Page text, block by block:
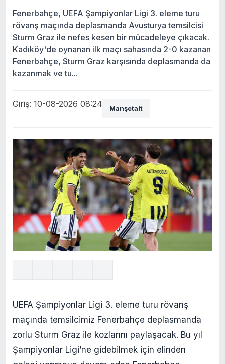
Fenerbahçe, UEFA Şampiyonlar Ligi 3. eleme turu
rövanş maçında deplasmanda Avusturya temsilcisi
Sturm Graz ile nefes kesen bir mücadeleye çıkacak.
Kadıköy'de oynanan ilk maçı sahasında 2-0 kazanan
Fenerbahçe, Sturm Graz karşısında deplasmanda da
kazanmak ve tu...
Giriş: 10-08-2026 08:24 Manşetalt
UEFA Şampiyonlar Ligi 3. eleme turu rövanş
maçında temsilcimiz Fenerbahçe deplasmanda
zorlu Sturm Graz ile kozlarını paylaşacak. Bu yıl
Şampiyonlar Ligi’ne gidebilmek için elinden